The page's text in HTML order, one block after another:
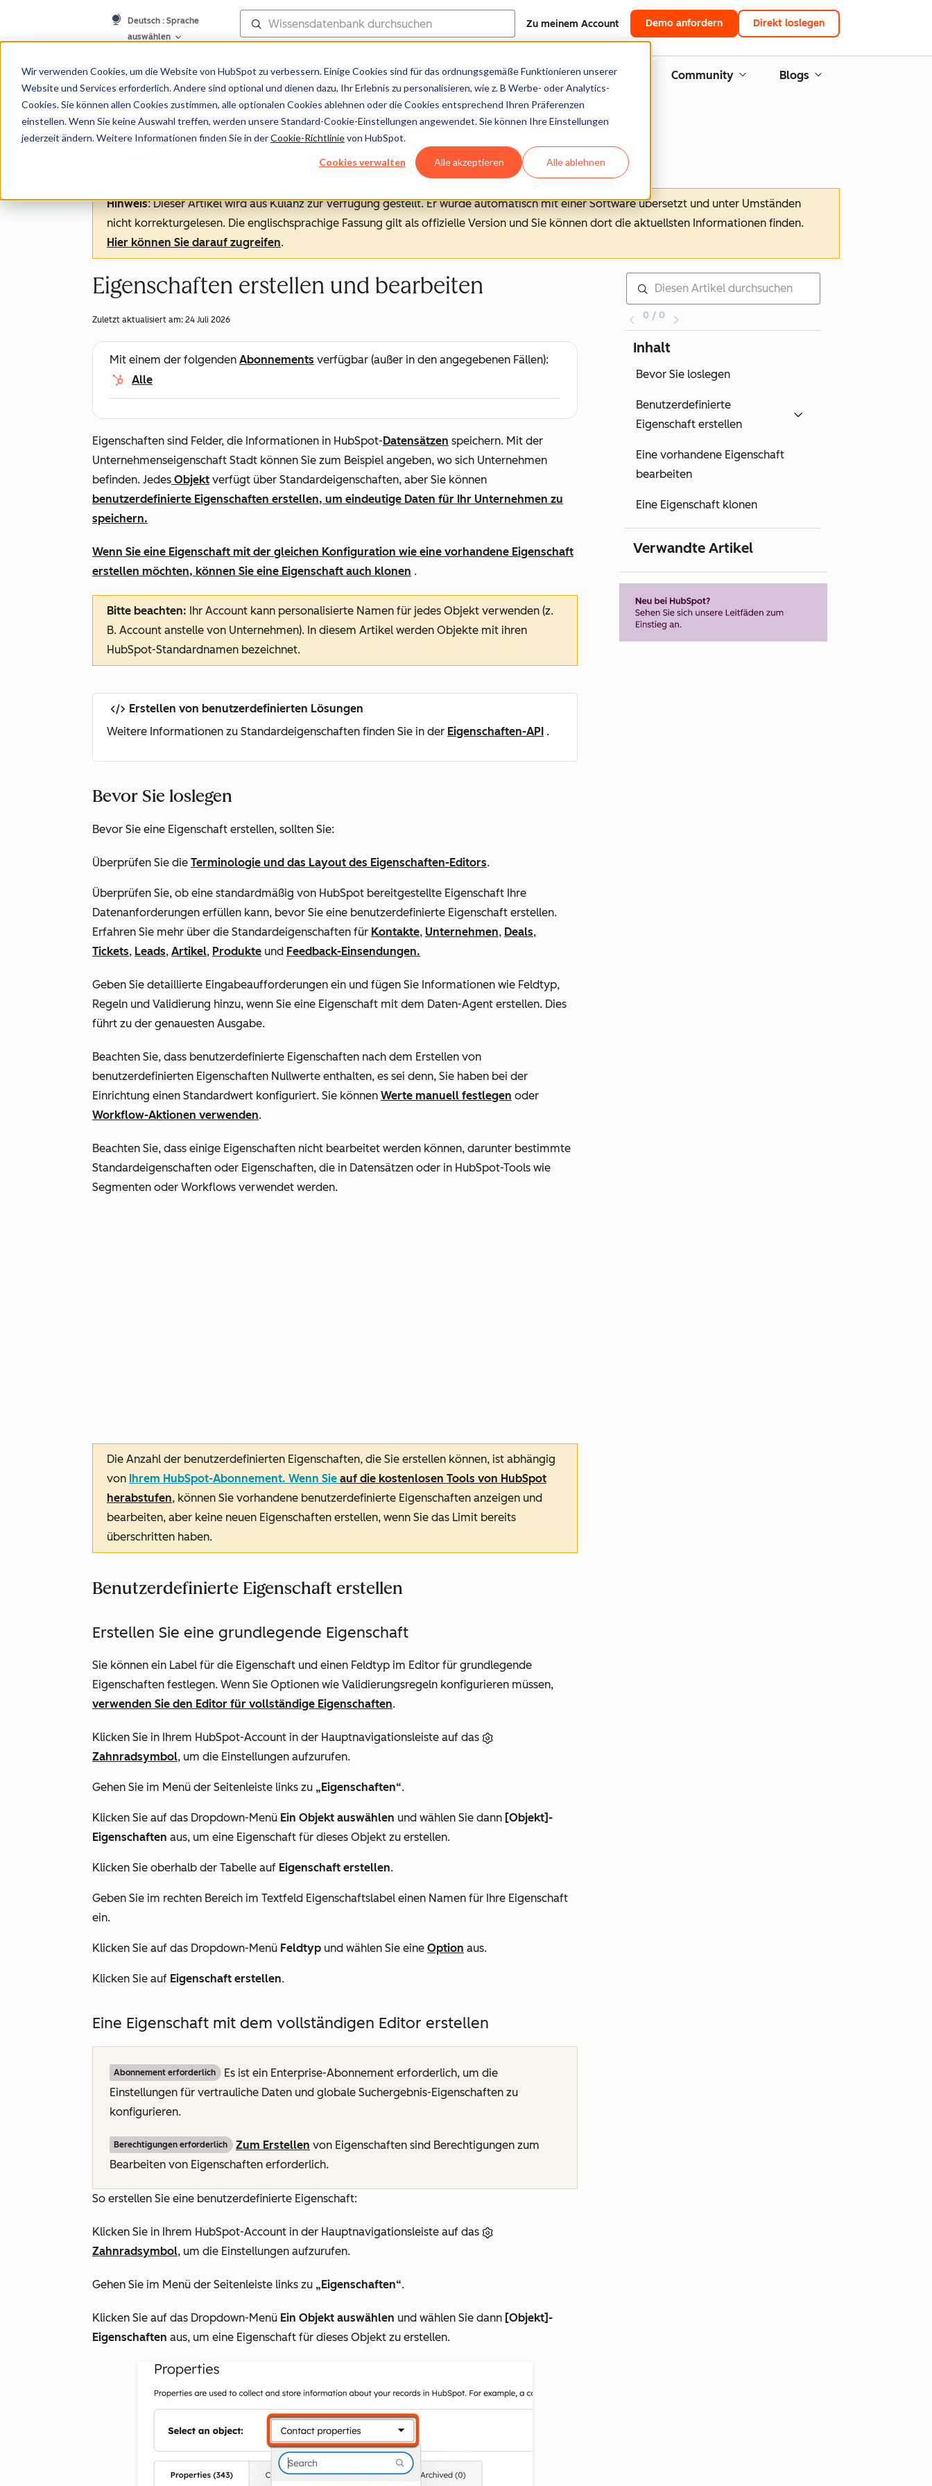
Wir verwenden Cookies, um die Website von HubSpot zu verbessern. Einige Cookies sind für das ordnungsgemäße Funktionieren unserer
Website und Services erforderlich. Andere sind optional und dienen dazu, Ihr Erlebnis zu personalisieren, wie z. B Werbe- oder Analytics-
Cookies. Sie können allen Cookies zustimmen, alle optionalen Cookies ablehnen oder die Cookies entsprechend Ihren Präferenzen
einstellen. Wenn Sie keine Auswahl treffen, werden unsere Standard-Cookie-Einstellungen angewendet. Sie können Ihre Einstellungen
jederzeit ändern. Weitere Informationen finden Sie in derCookie-Richtlinievon HubSpot.
Cookies verwalten Alle akzeptieren Alle ablehnen
Deutsch : Sprache
auswählen
Zu meinem Account Demo anfordern Direkt loslegen
Wissensdatenbank Hilfe-Center Dokumentation Training Community Blogs
Hinweis: Dieser Artikel wird aus Kulanz zur Verfügung gestellt.Er wurde automatisch mit einer Software übersetzt und unter Umständen
nicht korrekturgelesen. Die englischsprachige Fassung gilt als offizielle Version und Sie können dort die aktuellsten Informationen finden.
Hier können Sie darauf zugreifen.
Eigenschaften erstellen und bearbeiten
Zuletzt aktualisiert am: 24 Juli 2026
Mit einem der folgenden Abonnements verfügbar (außer in den angegebenen Fällen):
Alle
Eigenschaften sind Felder, die Informationen in HubSpot-Datensätzen speichern. Mit der
Unternehmenseigenschaft Stadt können Sie zum Beispiel angeben, wo sich Unternehmen
befinden. Jedes Objekt verfügt über Standardeigenschaften, aber Sie können
benutzerdefinierte Eigenschaften erstellen, um eindeutige Daten für Ihr Unternehmen zu
speichern.
Wenn Sie eine Eigenschaft mit der gleichen Konfiguration wie eine vorhandene Eigenschaft
erstellen möchten, können Sie eine Eigenschaft auch klonen .
Bitte beachten: Ihr Account kann personalisierte Namen für jedes Objekt verwenden (z.
B. Account anstelle von Unternehmen). In diesem Artikel werden Objekte mit ihren
HubSpot-Standardnamen bezeichnet.
Erstellen von benutzerdefinierten Lösungen
Weitere Informationen zu Standardeigenschaften finden Sie in der Eigenschaften-API .
Bevor Sie loslegen
Bevor Sie eine Eigenschaft erstellen, sollten Sie:
Überprüfen Sie die Terminologie und das Layout des Eigenschaften-Editors.
Überprüfen Sie, ob eine standardmäßig von HubSpot bereitgestellte Eigenschaft Ihre
Datenanforderungen erfüllen kann, bevor Sie eine benutzerdefinierte Eigenschaft erstellen.
Erfahren Sie mehr über die Standardeigenschaften für Kontakte, Unternehmen, Deals,
Tickets, Leads, Artikel, Produkte und Feedback-Einsendungen.
Geben Sie detaillierte Eingabeaufforderungen ein und fügen Sie Informationen wie Feldtyp,
Regeln und Validierung hinzu, wenn Sie eine Eigenschaft mit dem Daten-Agent erstellen. Dies
führt zu der genauesten Ausgabe.
Beachten Sie, dass benutzerdefinierte Eigenschaften nach dem Erstellen von
benutzerdefinierten Eigenschaften Nullwerte enthalten, es sei denn, Sie haben bei der
Einrichtung einen Standardwert konfiguriert. Sie können Werte manuell festlegen oder
Workflow-Aktionen verwenden.
Beachten Sie, dass einige Eigenschaften nicht bearbeitet werden können, darunter bestimmte
Standardeigenschaften oder Eigenschaften, die in Datensätzen oder in HubSpot-Tools wie
Segmenten oder Workflows verwendet werden.
Die Anzahl der benutzerdefinierten Eigenschaften, die Sie erstellen können, ist abhängig
von Ihrem HubSpot-Abonnement. Wenn Sie auf die kostenlosen Tools von HubSpot
herabstufen, können Sie vorhandene benutzerdefinierte Eigenschaften anzeigen und
bearbeiten, aber keine neuen Eigenschaften erstellen, wenn Sie das Limit bereits
überschritten haben.
Benutzerdefinierte Eigenschaft erstellen
Erstellen Sie eine grundlegende Eigenschaft
Sie können ein Label für die Eigenschaft und einen Feldtyp im Editor für grundlegende
Eigenschaften festlegen. Wenn Sie Optionen wie Validierungsregeln konfigurieren müssen,
verwenden Sie den Editor für vollständige Eigenschaften.
Klicken Sie in Ihrem HubSpot-Account in der Hauptnavigationsleiste auf das
Zahnradsymbol, um die Einstellungen aufzurufen.
Gehen Sie im Menü der Seitenleiste links zu „Eigenschaften“.
Klicken Sie auf das Dropdown-Menü Ein Objekt auswählen und wählen Sie dann [Objekt]-
Eigenschaften aus, um eine Eigenschaft für dieses Objekt zu erstellen.
Klicken Sie oberhalb der Tabelle auf Eigenschaft erstellen.
Geben Sie im rechten Bereich im Textfeld Eigenschaftslabel einen Namen für Ihre Eigenschaft
ein.
Klicken Sie auf das Dropdown-Menü Feldtyp und wählen Sie eine Option aus.
Klicken Sie auf Eigenschaft erstellen.
Eine Eigenschaft mit dem vollständigen Editor erstellen
Abonnement erforderlich Es ist ein Enterprise-Abonnement erforderlich, um die
Einstellungen für vertrauliche Daten und globale Suchergebnis-Eigenschaften zu
konfigurieren.
Berechtigungen erforderlich Zum Erstellen von Eigenschaften sind Berechtigungen zum
Bearbeiten von Eigenschaften erforderlich.
So erstellen Sie eine benutzerdefinierte Eigenschaft:
Klicken Sie in Ihrem HubSpot-Account in der Hauptnavigationsleiste auf das
Zahnradsymbol, um die Einstellungen aufzurufen.
Gehen Sie im Menü der Seitenleiste links zu „Eigenschaften“.
Klicken Sie auf das Dropdown-Menü Ein Objekt auswählen und wählen Sie dann [Objekt]-
Eigenschaften aus, um eine Eigenschaft für dieses Objekt zu erstellen.
0 / 0
Inhalt
Bevor Sie loslegen
Benutzerdefinierte
Eigenschaft erstellen
Eine vorhandene Eigenschaft
bearbeiten
Eine Eigenschaft klonen
Verwandte Artikel